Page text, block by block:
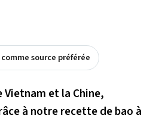
source préférée
et la Chine,
à notre recette de bao à